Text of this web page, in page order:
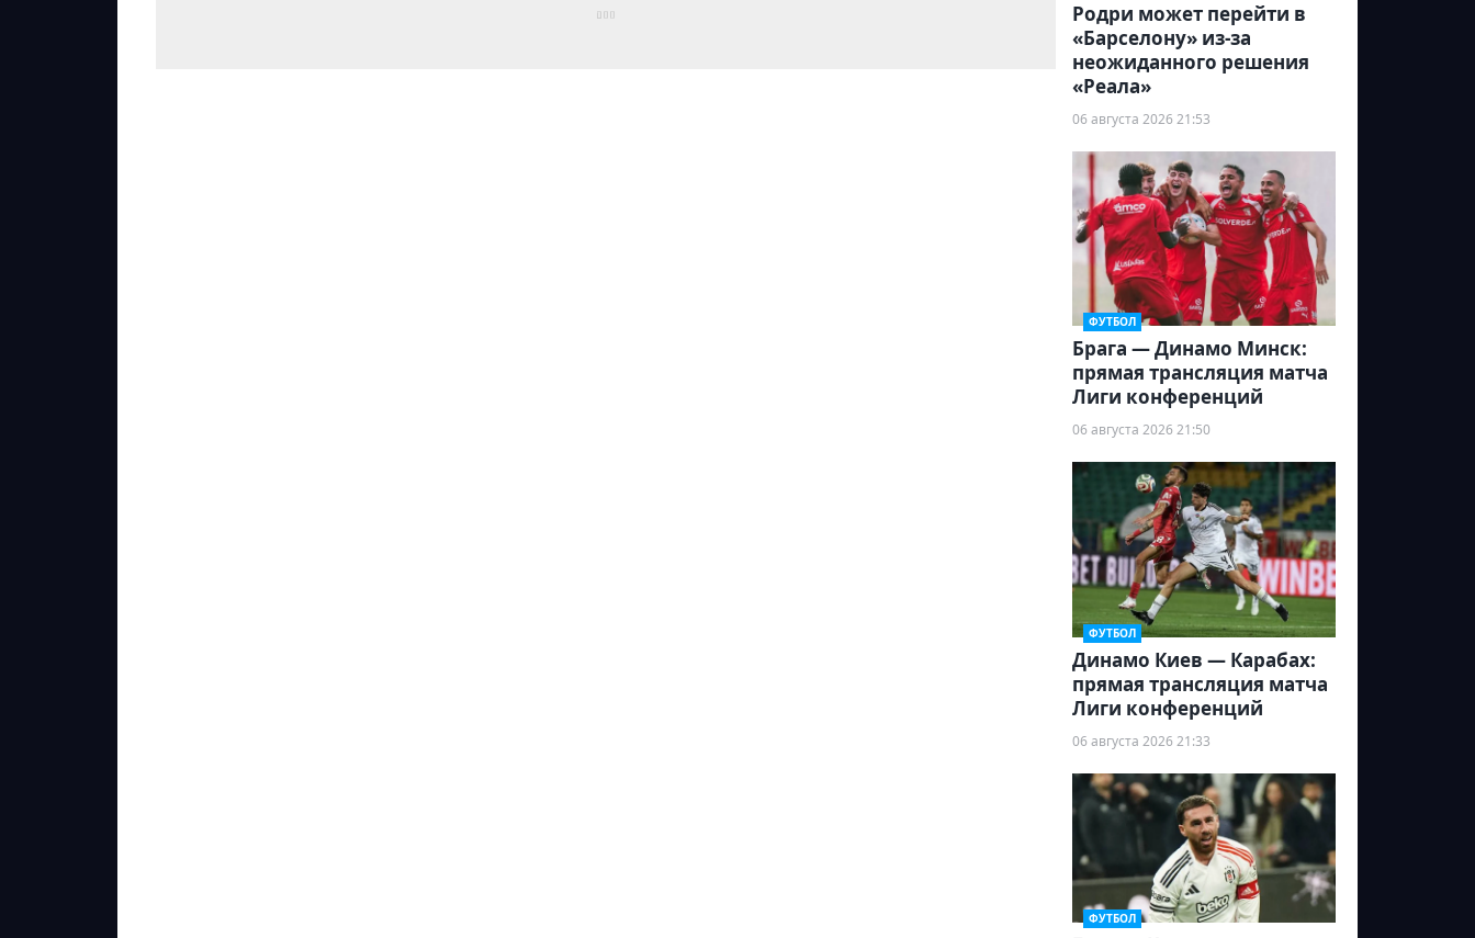
Родри может перейти в
«Барселону» из-за
неожиданного решения
«Реала»
06 августа 2026 21:53
ФУТБОЛ
Брага — Динамо Минск:
прямая трансляция матча
Лиги конференций
06 августа 2026 21:50
ФУТБОЛ
Динамо Киев — Карабах:
прямая трансляция матча
Лиги конференций
06 августа 2026 21:33
ФУТБОЛ